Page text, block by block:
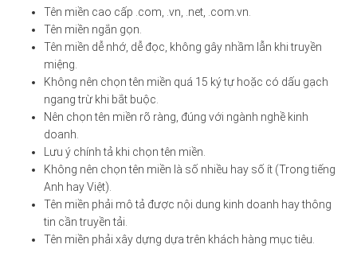
Tên miền cao cấp .com, .vn, .net, .com.vn.
Tên miền ngắn gọn.
Tên miền dễ nhớ, dễ đọc, không gây nhầm lẫn khi truyền
miệng.
Không nên chọn tên miền quá 15 ký tự hoặc có dấu gạch
ngang trừ khi bắt buộc.
Nên chọn tên miền rõ ràng, đúng với ngành nghề kinh
doanh.
Lưu ý chính tả khi chọn tên miền.
Không nên chọn tên miền là số nhiều hay số ít (Trong tiếng
Anh hay Việt).
Tên miền phải mô tả được nội dung kinh doanh hay thông
tin cần truyền tải.
Tên miền phải xây dựng dựa trên khách hàng mục tiêu.